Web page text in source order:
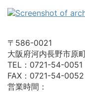
〒586-0021
大阪府河内長野市原
TEL：0721-54-0051
FAX：0721-54-0052
営業時間：